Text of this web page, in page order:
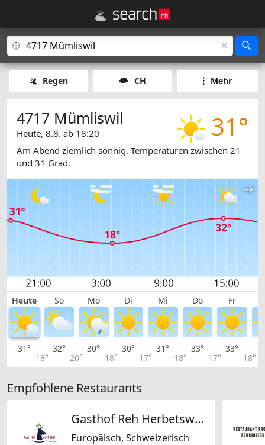
Regen CH Mehr
31°
4717 Mümliswil
Heute, 8.8. ab 18:20
Am Abend ziemlich sonnig. Temperaturen zwischen 21
und 31 Grad.
Heute So Mo Di Mi Do Fr
31°
18°
32°
20°
30°
18°
30°
17°
31°
18°
33°
17°
33°
18°
Empfohlene Restaurants
Gasthof Reh Herbetswil AG
Europäisch, Schweizerisch